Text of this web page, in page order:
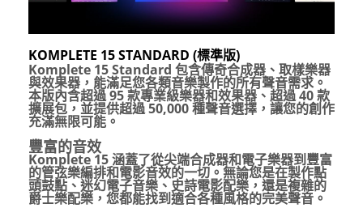
KOMPLETE 15 STANDARD (標準版)
Komplete 15 Standard 包含傳奇合成器、取樣樂器
與效果器，能滿足您各類音樂製作的所有聲音需求。
本版內含超過95款專業級樂器和效果器、超過40款
擴展包，並提供超過50,000種聲音選擇，讓您的創作
充滿無限可能。
豐富的音效
Komplete 15涵蓋了從尖端合成器和電子樂器到豐富
的管弦樂編排和電影音效的一切。無論您是在製作點
頭鼓點、迷幻電子音樂、史詩電影配樂，還是複雜的
爵士樂配樂，您都能找到適合各種風格的完美聲音。